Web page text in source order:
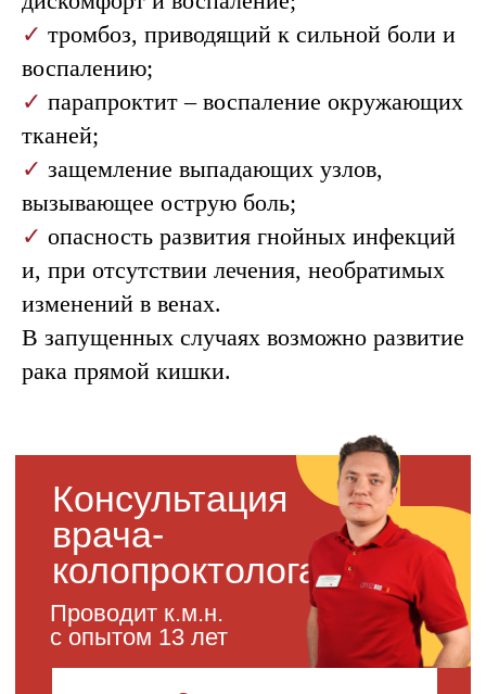
✓ тромбоз, приводящий к сильной боли и
воспалению;
✓ парапроктит – воспаление окружающих
тканей;
✓ защемление выпадающих узлов,
вызывающее острую боль;
✓ опасность развития гнойных инфекций
и, при отсутствии лечения, необратимых
изменений в венах.
В запущенных случаях возможно развитие
рака прямой кишки.